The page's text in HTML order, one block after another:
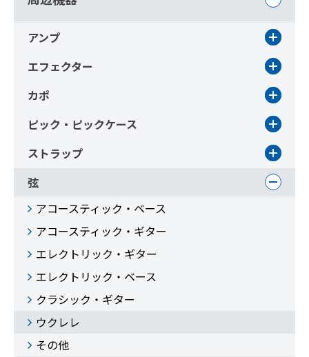
アンプ
エフェクター
カポ
ピック・ピックケース
ストラップ
弦
アコースティック・ベース
アコースティック・ギター
エレクトリック・ギター
エレクトリック・ベース
クラシック・ギター
ウクレレ
その他